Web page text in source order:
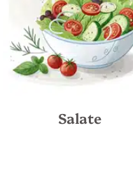
Salate